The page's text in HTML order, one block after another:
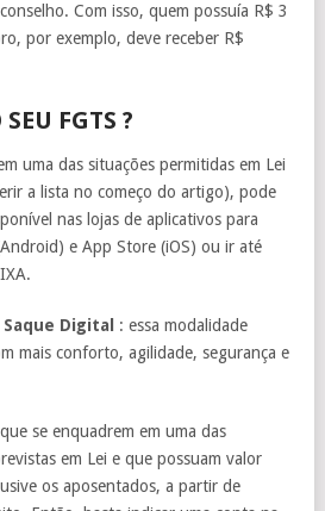
Com isso, quem possuía R$ 3
por exemplo, deve receber R$
FGTS ?
uma das situações permitidas em Lei
a lista no começo do artigo), pode
nas lojas de aplicativos para
e App Store (iOS) ou ir até
Saque Digital : essa modalidade
mais conforto, agilidade, segurança e
se enquadrem em uma das
em Lei e que possuam valor
os aposentados, a partir de